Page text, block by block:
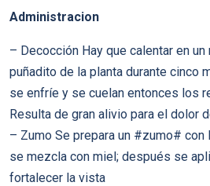
Administracion
– Decocción Hay que calentar en
puñadito de la planta durante cinco
se enfríe y se cuelan entonces los
Resulta de gran alivio para el dolor
– Zumo Se prepara un #zumo#
se mezcla con miel; después se
fortalecer la vista